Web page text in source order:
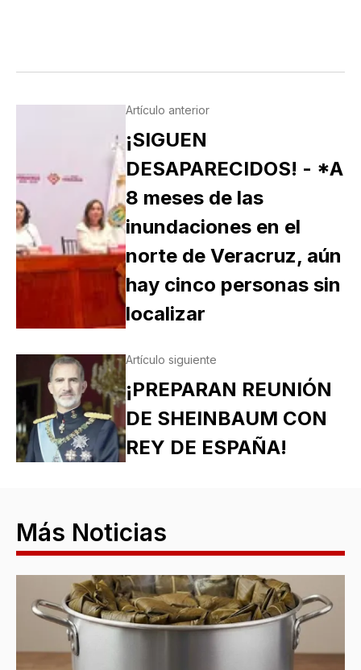
Artículo anterior
¡SIGUEN
DESAPARECIDOS! - *A
8 meses de las
inundaciones en el
norte de Veracruz, aún
hay cinco personas sin
localizar
Artículo siguiente
¡PREPARAN REUNIÓN
DE SHEINBAUM CON
REY DE ESPAÑA!
Más Noticias